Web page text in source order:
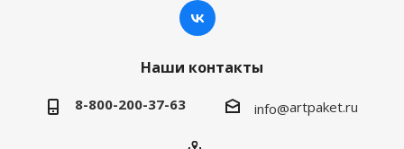
Наши контакты
8-800-200-37-63 info@artpaket.ru